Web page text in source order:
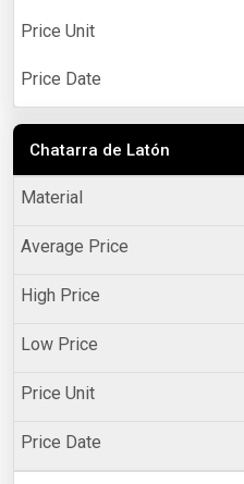
Chatarra de Latón